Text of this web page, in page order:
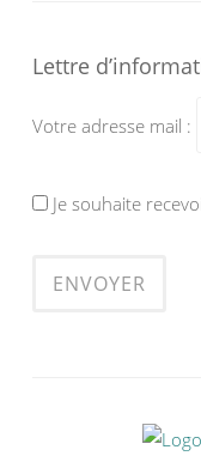
Lettre
Votre adresse mail :
Je souhaite